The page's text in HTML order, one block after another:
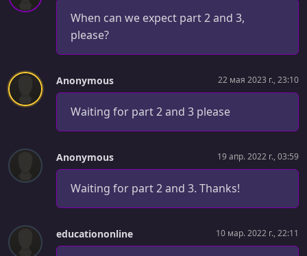
When can we expect part 2 and 3,
please?
Anonymous 22 мая 2023 г., 23:10
Waiting for part 2 and 3 please
Anonymous 19 апр. 2022 г., 03:59
Waiting for part 2 and 3. Thanks!
educationonline 10 мар. 2022 г., 22:11